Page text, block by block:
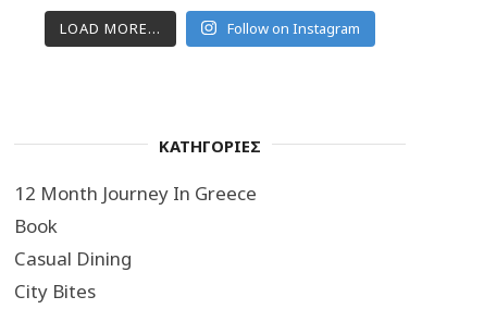
LOAD MORE... Follow on Instagram
ΚΑΤΗΓΟΡΙΕΣ
12 Month Journey In Greece
Book
Casual Dining
City Bites